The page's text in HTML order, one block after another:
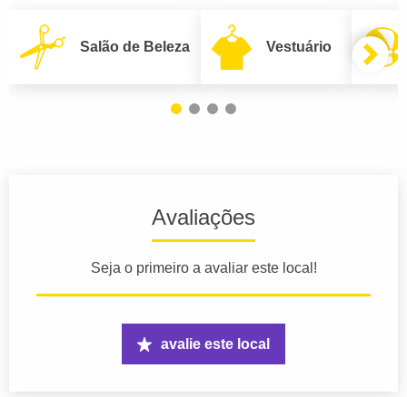
Salão de Beleza Vestuário
Avaliações
Seja o primeiro a avaliar este local!
avalie este local